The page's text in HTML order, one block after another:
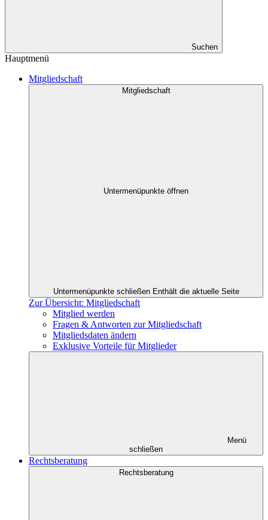
Suchen
Hauptmenü
Mitgliedschaft
Mitgliedschaft
Untermenüpunkte öffnen
Untermenüpunkte schließen Enthält die aktuelle Seite
Zur Übersicht: Mitgliedschaft
Mitglied werden
Fragen & Antworten zur Mitgliedschaft
Mitgliedsdaten ändern
Exklusive Vorteile für Mitglieder
Menü
schließen
Rechtsberatung
Rechtsberatung